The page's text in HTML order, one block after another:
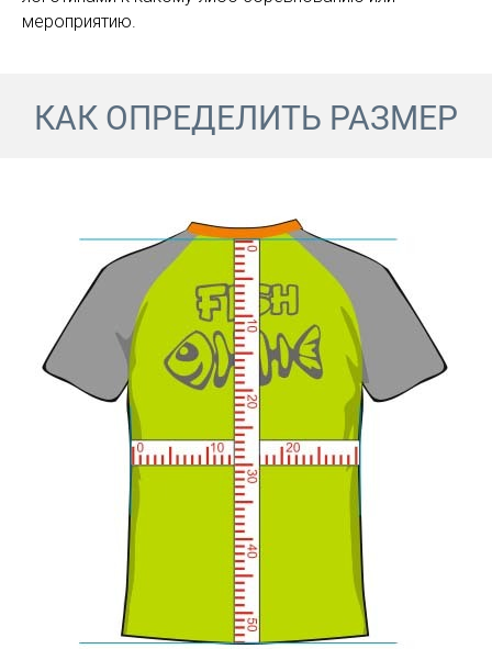
мероприятию.
КАК ОПРЕДЕЛИТЬ РАЗМЕР